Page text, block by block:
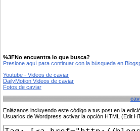
%3FNo encuentra lo que busca?
Presione aquí para continuar con la búsqueda en
Youtube - Videos de caviar
DailyMotion Videos de caviar
Fotos de caviar
Enlázanos incluyendo este código a tus post en la
Usuarios de Wordpress activar la opción HTML (Edit